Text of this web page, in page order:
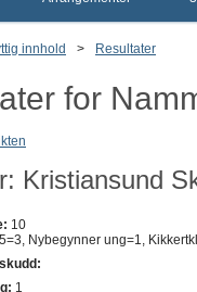
innhold > Resultater
for
Kristiansund
10
Nybegynner ung=1,
1